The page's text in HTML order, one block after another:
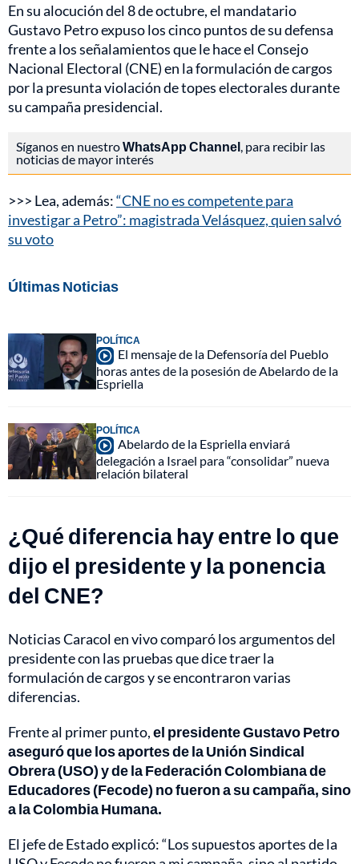
En su alocución del 8 de octubre, el mandatario
Gustavo Petro expuso los cinco puntos de su defensa
frente a los señalamientos que le hace el Consejo
Nacional Electoral (CNE) en la formulación de cargos
por la presunta violación de topes electorales durante
su campaña presidencial.
Síganos en nuestroWhatsApp Channel , para recibir las
noticias de mayor interés
>>> Lea, además:“CNE no es competente para
investigar a Petro”: magistrada Velásquez, quien salvó
su voto
Últimas Noticias
POLÍTICA
El mensaje de la Defensoría del Pueblo
horas antes de la posesión de Abelardo de la
Espriella
POLÍTICA
Abelardo de la Espriella enviará
delegación a Israel para “consolidar” nueva
relación bilateral
¿Qué diferencia hay entre lo que
dijo el presidente y la ponencia
del CNE?
Noticias Caracol en vivocomparó los argumentos del
presidente con las pruebas que dice traer la
formulación de cargos y se encontraron varias
diferencias.
Frente al primer punto,el presidente Gustavo Petro
aseguró que los aportes de la Unión Sindical
Obrera (USO) y de la Federación Colombiana de
Educadores (Fecode) no fueron a su campaña, sino
a la Colombia Humana.
El jefe de Estado explicó: “Los supuestos aportes de la